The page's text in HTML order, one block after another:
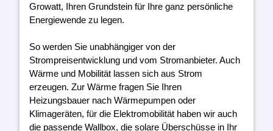
Growatt, Ihren Grundstein für Ihre ganz persönliche
Energiewende zu legen.
So werden Sie unabhängiger von der
Strompreisentwicklung und vom Stromanbieter. Auch
Wärme und Mobilität lassen sich aus Strom
erzeugen. Zur Wärme fragen Sie Ihren
Heizungsbauer nach Wärmepumpen oder
Klimageräten, für die Elektromobilität haben wir auch
die passende Wallbox, die solare Überschüsse in Ihr